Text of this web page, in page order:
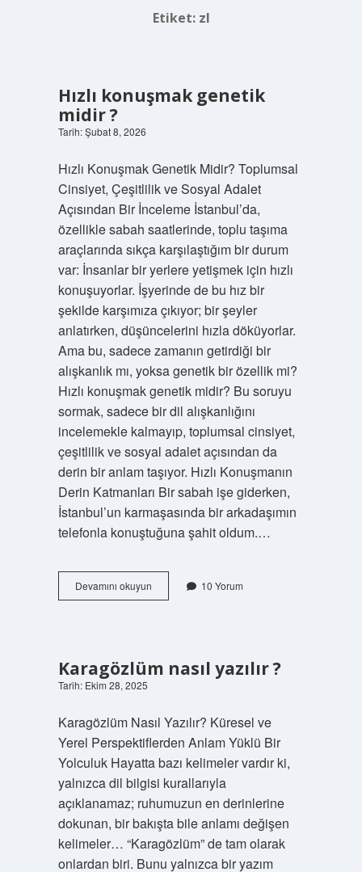
Etiket: zl
Hızlı konuşmak genetik
midir ?
Tarih: Şubat 8, 2026
Hızlı Konuşmak Genetik Midir? Toplumsal
Cinsiyet, Çeşitlilik ve Sosyal Adalet
Açısından Bir İnceleme İstanbul’da,
özellikle sabah saatlerinde, toplu taşıma
araçlarında sıkça karşılaştığım bir durum
var: İnsanlar bir yerlere yetişmek için hızlı
konuşuyorlar. İşyerinde de bu hız bir
şekilde karşımıza çıkıyor; bir şeyler
anlatırken, düşüncelerini hızla döküyorlar.
Ama bu, sadece zamanın getirdiği bir
alışkanlık mı, yoksa genetik bir özellik mi?
Hızlı konuşmak genetik midir? Bu soruyu
sormak, sadece bir dil alışkanlığını
incelemekle kalmayıp, toplumsal cinsiyet,
çeşitlilik ve sosyal adalet açısından da
derin bir anlam taşıyor. Hızlı Konuşmanın
Derin Katmanları Bir sabah işe giderken,
İstanbul’un karmaşasında bir arkadaşımın
telefonla konuştuğuna şahit oldum.…
Devamını okuyunHızlı
konuşmak
10 Yorum
Karagözlüm nasıl yazılır ?
Tarih: Ekim 28, 2025
Karagözlüm Nasıl Yazılır? Küresel ve
Yerel Perspektiflerden Anlam Yüklü Bir
Yolculuk Hayatta bazı kelimeler vardır ki,
yalnızca dil bilgisi kurallarıyla
açıklanamaz; ruhumuzun en derinlerine
dokunan, bir bakışta bile anlamı değişen
kelimeler… “Karagözlüm” de tam olarak
onlardan biri. Bunu yalnızca bir yazım